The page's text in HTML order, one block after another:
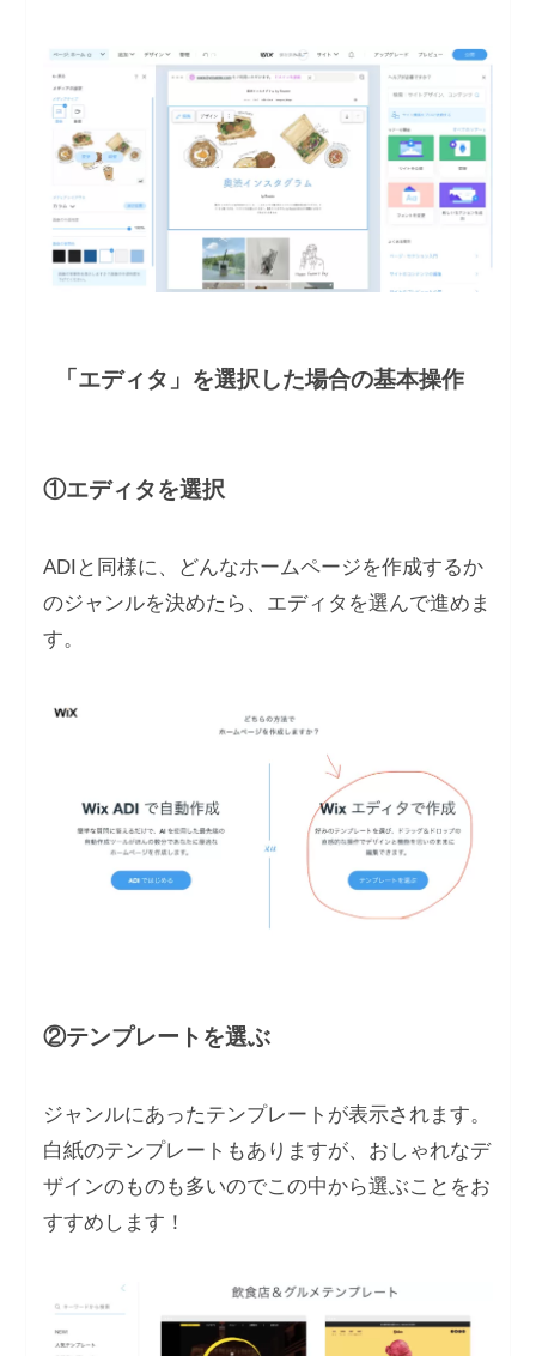
「エディタ」を選択した場合の基本操作
①エディタを選択
ADIと同様に、どんなホームページを作成するか
のジャンルを決めたら、エディタを選んで進めま
す。
②テンプレートを選ぶ
ジャンルにあったテンプレートが表示されます。
白紙のテンプレートもありますが、おしゃれなデ
ザインのものも多いのでこの中から選ぶことをお
すすめします！